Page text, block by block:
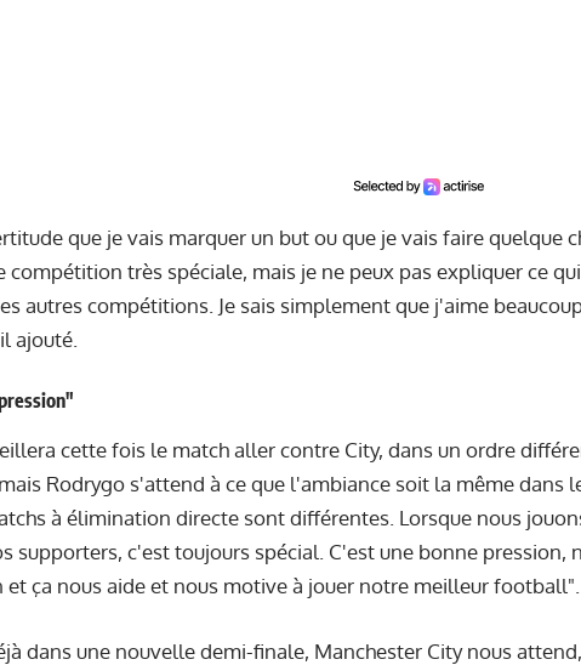
que je vais marquer un but ou que je vais faire quelque
compétition très spéciale, mais je ne peux pas expliquer ce
autres compétitions. Je sais simplement que j'aime
ajouté.
cette fois le match aller contre City, dans un ordre
Rodrygo s'attend à ce que l'ambiance soit la même dans
à élimination directe sont différentes. Lorsque nous
supporters, c'est toujours spécial. C'est une bonne pression,
et ça nous aide et nous motive à jouer notre meilleur football".
dans une nouvelle demi-finale, Manchester City nous